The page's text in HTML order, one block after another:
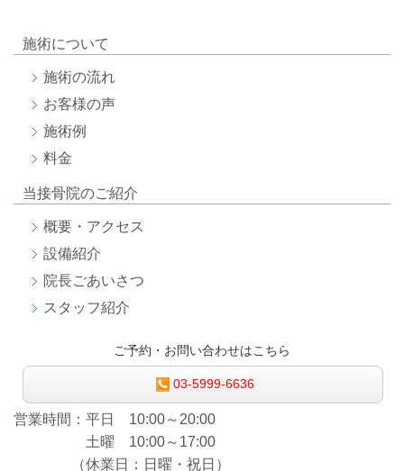
施術について
施術の流れ
お客様の声
施術例
料金
当接骨院のご紹介
概要・アクセス
設備紹介
院長ごあいさつ
スタッフ紹介
ご予約・お問い合わせはこちら
03-5999-6636
営業時間：平日 10:00～20:00
土曜 10:00～17:00
（休業日：日曜・祝日）